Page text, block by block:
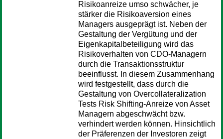
Risikoanreize umso schwächer, je
stärker die Risikoaversion eines
Managers ausgeprägt ist. Neben der
Gestaltung der Vergütung und der
Eigenkapitalbeteiligung wird das
Risikoverhalten von CDO-Managern
durch die Transaktionsstruktur
beeinflusst. In diesem Zusammenhang
wird festgestellt, dass durch die
Gestaltung von Overcollateralization
Tests Risk Shifting-Anreize von Asset
Managern abgeschwächt bzw.
verhindert werden können. Hinsichtlich
der Präferenzen der Investoren zeigt